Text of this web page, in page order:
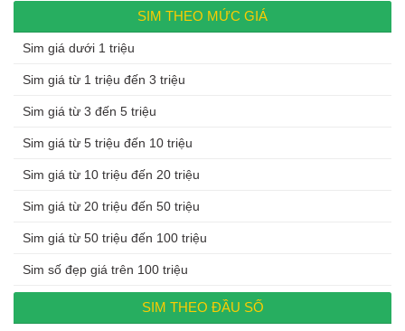
SIM THEO MỨC GIÁ
Sim giá dưới 1 triệu
Sim giá từ 1 triệu đến 3 triệu
Sim giá từ 3 đến 5 triệu
Sim giá từ 5 triệu đến 10 triệu
Sim giá từ 10 triệu đến 20 triệu
Sim giá từ 20 triệu đến 50 triệu
Sim giá từ 50 triệu đến 100 triệu
Sim số đẹp giá trên 100 triệu
SIM THEO ĐẦU SỐ